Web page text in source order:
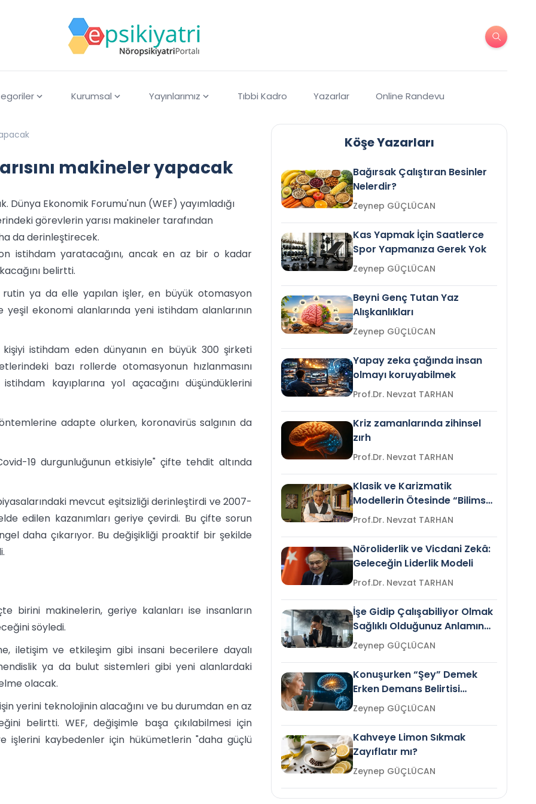
Kurumsal Yayınlarımız Tıbbi Kadro Yazarlar Online Randevu
makineler yapacak
Dünya Ekonomik Forumu'nun (WEF) yayımladığı
görevlerin yarısı makineler tarafından
da derinleştirecek.
istihdam yaratacağını, ancak en az bir o kadar
belirtti.
ya da elle yapılan işler, en büyük otomasyon
ekonomi alanlarında yeni istihdam alanlarının
istihdam eden dünyanın en büyük 300 şirketi
bazı rollerde otomasyonun hızlanmasını
kayıplarına yol açacağını düşündüklerini
adapte olurken, koronavirüs salgının da
19 durgunluğunun etkisiyle" çifte tehdit altında
mevcut eşitsizliği derinleştirdi ve 2007-
edilen kazanımları geriye çevirdi. Bu çifte sorun
daha çıkarıyor. Bu değişikliği proaktif bir şekilde
birini makinelerin, geriye kalanları ise insanların
söyledi.
iletişim ve etkileşim gibi insani becerilere dayalı
ya da bulut sistemleri gibi yeni alanlardaki
olacak.
yerini teknolojinin alacağını ve bu durumdan en az
belirtti. WEF, değişimle başa çıkılabilmesi için
işlerini kaybedenler için hükümetlerin "daha güçlü
Köşe Yazarları
Bağırsak Çalıştıran Besinler
Nelerdir?
Zeynep GÜÇLÜCAN
Kas Yapmak İçin Saatlerce
Spor Yapmanıza Gerek Yok
Zeynep GÜÇLÜCAN
Beyni Genç Tutan Yaz
Alışkanlıkları
Zeynep GÜÇLÜCAN
Yapay zeka çağında insan
olmayı koruyabilmek
Prof.Dr. Nevzat TARHAN
Kriz zamanlarında zihinsel
zırh
Prof.Dr. Nevzat TARHAN
Klasik ve Karizmatik
Modellerin Ötesinde “Bilimsel
Liderlik”
Prof.Dr. Nevzat TARHAN
Nöroliderlik ve Vicdani Zekâ:
Geleceğin Liderlik Modeli
Prof.Dr. Nevzat TARHAN
İşe Gidip Çalışabiliyor Olmak
Sağlıklı Olduğunuz Anlamına
Gelir mi?Zeynep GÜÇLÜCAN
Konuşurken “Şey” Demek
Erken Demans Belirtisi
Olabilir mi?Zeynep GÜÇLÜCAN
Kahveye Limon Sıkmak
Zayıflatır mı?
Zeynep GÜÇLÜCAN